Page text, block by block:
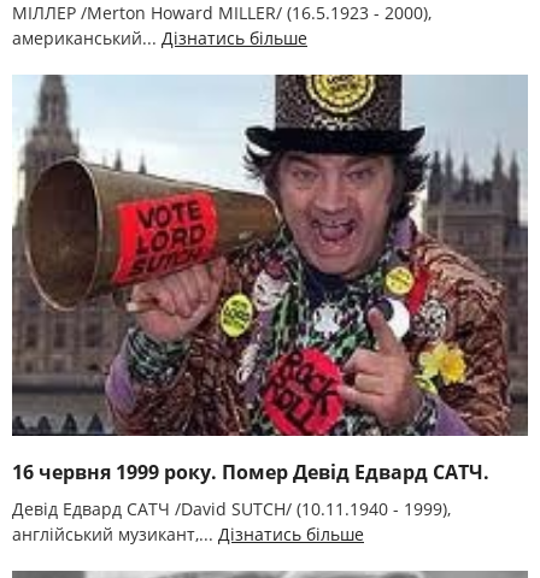
МІЛЛЕР /Merton Howard MІLLER/ (16.5.1923 - 2000),
американський... Дізнатись більше
16 червня 1999 року. Помер Девід Едвард САТЧ.
Девід Едвард САТЧ /Davіd SUTCH/ (10.11.1940 - 1999),
англійський музикант,... Дізнатись більше